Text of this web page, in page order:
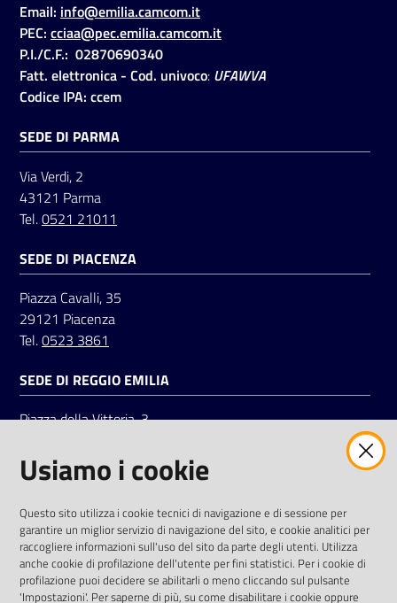
Accedi
Registrati
Seguici
su
Email: info@emilia.camcom.it
PEC: cciaa@pec.emilia.camcom.it
P.I./C.F.: 02870690340
Fatt. elettronica - Cod. univoco: UFAWVA
Codice IPA: ccem
SEDE DI PARMA
Via Verdi, 2
43121 Parma
Tel.0521 21011
SEDE DI PIACENZA
Piazza Cavalli, 35
29121 Piacenza
Tel.0523 3861
SEDE DI REGGIO EMILIA
Piazza della Vittoria, 3
Tel.0522 7961
LinkedinFacebookInstagram
Usiamo i cookie
Questo sito utilizza i cookie tecnici di navigazione e di sessione per
garantire un miglior servizio di navigazione del sito, e cookie analitici per
raccogliere informazioni sull'uso del sito da parte degli utenti. Utilizza
anche cookie di profilazione dell'utente per fini statistici. Per i cookie di
profilazione puoi decidere se abilitarli o meno cliccando sul pulsante
'Impostazioni'. Per saperne di più, su come disabilitare i cookie oppure